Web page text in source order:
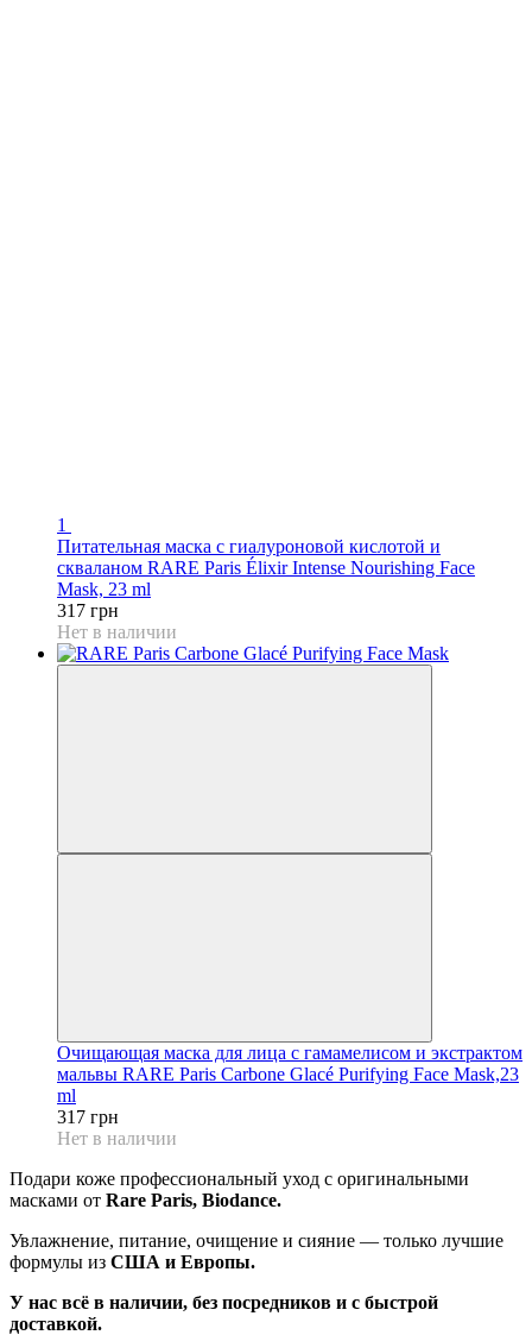
1
Питательная маска с гиалуроновой кислотой и
скваланом RARE Paris Élixir Intense Nourishing Face
Mask, 23 ml
317 грн
Нет в наличии
Очищающая маска для лица с гамамелисом и экстрактом
мальвы RARE Paris Carbone Glacé Purifying Face Mask,23
ml
317 грн
Нет в наличии
Подари коже профессиональный уход с оригинальными
масками от Rare Paris, Biodance.
Увлажнение, питание, очищение и сияние — только лучшие
формулы из США и Европы.
У нас всё в наличии, без посредников и с быстрой
доставкой.